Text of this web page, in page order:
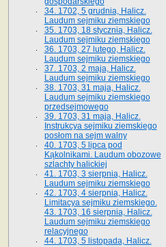
34. 1702, 5 grudnia, Halicz.
Laudum sejmiku ziemskiego
35. 1703, 18 stycznia, Halicz.
Laudum sejmiku ziemskiego
36. 1703, 27 lutego, Halicz.
Laudum sejmiku ziemskiego
37. 1703, 2 maja, Halicz.
Laudum sejmiku ziemskiego
38. 1703, 31 maja, Halicz.
Laudum sejmiku ziemskiego
przedsejmowego
39. 1703, 31 maja, Halicz.
Instrukcya sejmiku ziemskiego
posłom na sejm walny
40. 1703, 5 lipca pod
Kąkolnikami. Laudum obozowe
szlachty halickiej
41­. 1703, 3 sierpnia, Halicz.
Laudum sejmiku ziemskiego
42. 1703, 4 sierpnia, Halicz.
Limitacya sejmiku ziemskiego.
43. 1703, 16 sierpnia, Halicz.
Laudum sejmiku ziemskiego
relacyjnego
44. 1703, 5 listopada, Halicz.